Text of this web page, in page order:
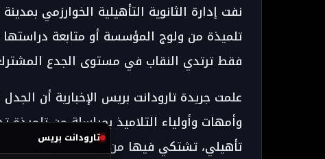
نفت إدارة الثانوية التأهيلية الخوارزمي
تلميذة من ولوج المؤسسة أو متابعة
فقط ترتدي النقاب في مستوى الجدع المشترك
علمت جريدة تارودانت بريس الإخبارية أن
وأمهات وأولياء التلاميذ بمراسلة من
تأهيلي، تشتكي فيها من “منعها من الدخول
تارودانت بريس